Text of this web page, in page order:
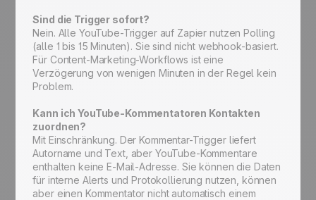
Sind die Trigger sofort?
Nein. Alle YouTube-Trigger auf Zapier nutzen Polling
(alle 1 bis 15 Minuten). Sie sind nicht webhook-basiert.
Für Content-Marketing-Workflows ist eine
Verzögerung von wenigen Minuten in der Regel kein
Problem.
Kann ich YouTube-Kommentatoren Kontakten
zuordnen?
Mit Einschränkung. Der Kommentar-Trigger liefert
Autorname und Text, aber YouTube-Kommentare
enthalten keine E-Mail-Adresse. Sie können die Daten
für interne Alerts und Protokollierung nutzen, können
aber einen Kommentator nicht automatisch einem